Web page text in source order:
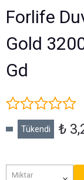
Forlife
Gold
Gd
Tükendi ₺
Miktar